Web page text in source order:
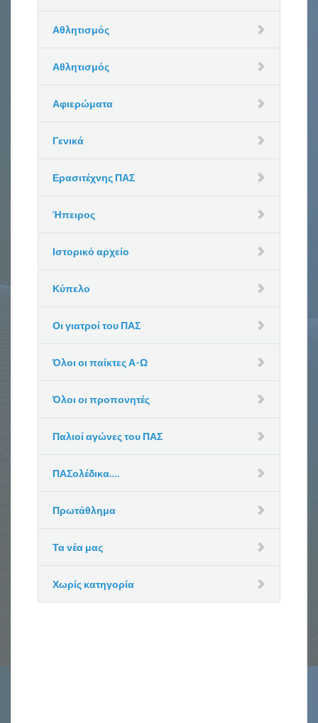
Αθλητισμός
Αθλητισμός
Αφιερώματα
Γενικά
Ερασιτέχνης ΠΑΣ
Ήπειρος
Ιστορικό αρχείο
Κύπελο
Οι γιατροί του ΠΑΣ
Όλοι οι παίκτες Α-Ω
Όλοι οι προπονητές
Παλιοί αγώνες του ΠΑΣ
ΠΑΣολέδικα….
Πρωτάθλημα
Τα νέα μας
Χωρίς κατηγορία